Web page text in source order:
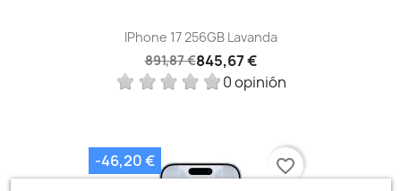
IPhone 17 256GB Lavanda
891,87 €845,67 €
0 opinión
-46,20 € favorite_border